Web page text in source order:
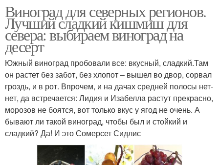
вина
Виноград для красного
Белый виноград Винный виноград
Черный виноград
Виноград для
подмосковья
Виноград для северных регионов.
Лучший сладкий кишмиш для
севера: выбираем виноград на
десерт
Южный виноград пробовали все: вкусный, сладкий.Там
он растет без забот, без хлопот – вышел во двор, сорвал
гроздь, и в рот. Впрочем, и на дачах средней полосы нет-
нет, да встречается: Лидия и Изабелла растут прекрасно,
морозов не боятся, вот только вкус у ягод не очень. А
бывают ли такой виноград, чтобы был и стойкий и
сладкий? Да! И это Сомерсет Сидлис